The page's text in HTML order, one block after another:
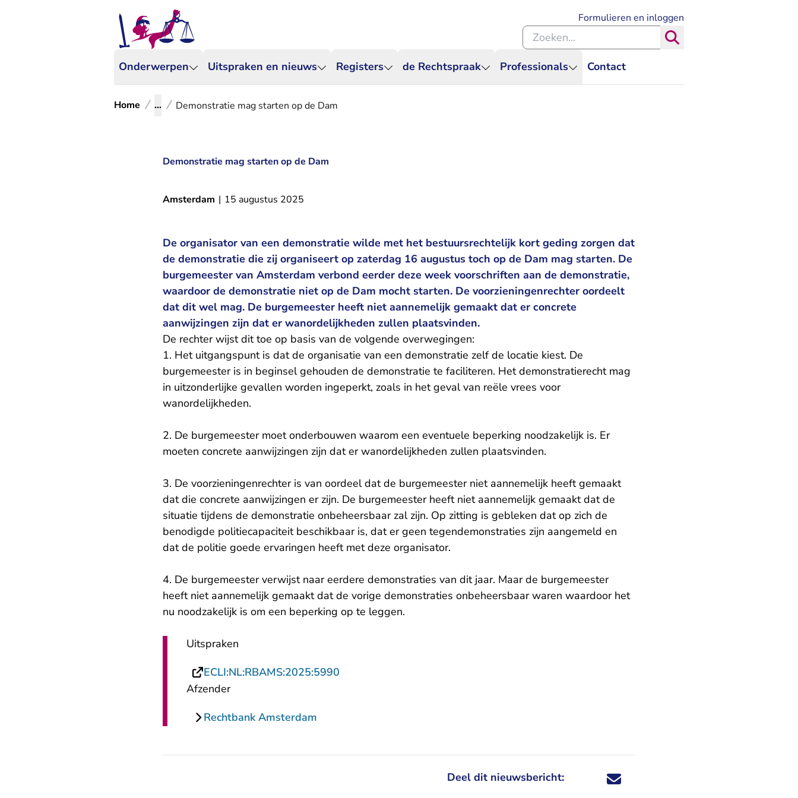
Onderwerpen Uitspraken en nieuws Registers de Rechtspraak Professionals Contact
Formulieren en inloggen
Zoeken binnen de Rechtspraak
Home ... Demonstratie mag starten op de Dam
Demonstratie mag starten op de Dam
Amsterdam | 15 augustus 2025
De organisator van een demonstratie wilde met het bestuursrechtelijk kort geding zorgen dat
de demonstratie die zij organiseert op zaterdag 16 augustus toch op de Dam mag starten. De
burgemeester van Amsterdam verbond eerder deze week voorschriften aan de demonstratie,
waardoor de demonstratie niet op de Dam mocht starten. De voorzieningenrechter oordeelt
dat dit wel mag. De burgemeester heeft niet aannemelijk gemaakt dat er concrete
aanwijzingen zijn dat er wanordelijkheden zullen plaatsvinden.
De rechter wijst dit toe op basis van de volgende overwegingen:
1. Het uitgangspunt is dat de organisatie van een demonstratie zelf de locatie kiest. De
burgemeester is in beginsel gehouden de demonstratie te faciliteren. Het demonstratierecht mag
in uitzonderlijke gevallen worden ingeperkt, zoals in het geval van reële vrees voor
wanordelijkheden.
2. De burgemeester moet onderbouwen waarom een eventuele beperking noodzakelijk is. Er
moeten concrete aanwijzingen zijn dat er wanordelijkheden zullen plaatsvinden.
3. De voorzieningenrechter is van oordeel dat de burgemeester niet aannemelijk heeft gemaakt
dat die concrete aanwijzingen er zijn. De burgemeester heeft niet aannemelijk gemaakt dat de
situatie tijdens de demonstratie onbeheersbaar zal zijn. Op zitting is gebleken dat op zich de
benodigde politiecapaciteit beschikbaar is, dat er geen tegendemonstraties zijn aangemeld en
dat de politie goede ervaringen heeft met deze organisator.
4. De burgemeester verwijst naar eerdere demonstraties van dit jaar. Maar de burgemeester
heeft niet aannemelijk gemaakt dat de vorige demonstraties onbeheersbaar waren waardoor het
nu noodzakelijk is om een beperking op te leggen.
Uitspraken
ECLI:NL:RBAMS:2025:5990
Afzender
Rechtbank Amsterdam
Deel dit nieuwsbericht: Deel dit nieuwsbericht via X - U verlaat
Deel dit nieuwsbericht via Facebook - U
Deel dit nieuwsbericht via e-mail
Deel dit nieuwsbericht via LinkedIn - U